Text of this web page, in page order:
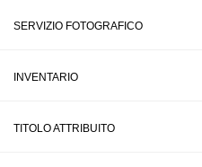
SERVIZIO FOTOGRAFICO
INVENTARIO
TITOLO ATTRIBUITO